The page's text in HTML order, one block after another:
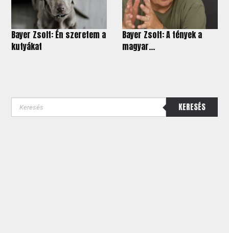
Bayer Zsolt: Én szeretem a
kutyákat
Bayer Zsolt: A tények a
magyar...
KERESÉS